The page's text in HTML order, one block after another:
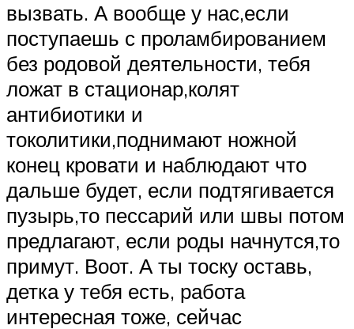
вызвать. А вообще у нас,если
поступаешь с проламбированием
без родовой деятельности, тебя
ложат в стационар,колят
антибиотики и
токолитики,поднимают ножной
конец кровати и наблюдают что
дальше будет, если подтягивается
пузырь,то пессарий или швы потом
предлагают, если роды начнутся,то
примут. Воот. А ты тоску оставь,
детка у тебя есть, работа
интересная тоже, сейчас